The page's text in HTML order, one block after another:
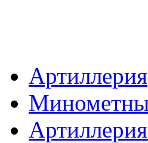
Артиллерия